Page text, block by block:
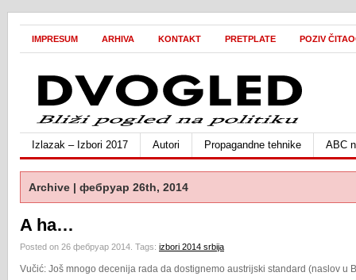
IMPRESUM ARHIVA KONTAKT PRETPLATE POZIV
Izlazak – Izbori 2017 Autori Propagandne tehnike ABC
Archive | фебруар 26th, 2014
A ha…
Posted on 26 фебруар 2014. Tags: izbori 2014 srbija
Vučić: Još mnogo decenija rada da dostignemo austrijski standard (naslov u